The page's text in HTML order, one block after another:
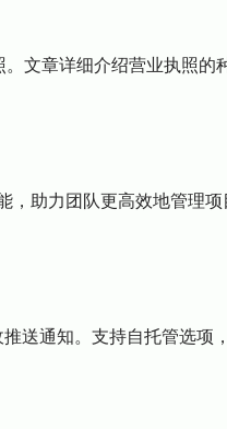
文章详细介绍营业执照的
助力团队更高效地管理
通知。支持自托管选项